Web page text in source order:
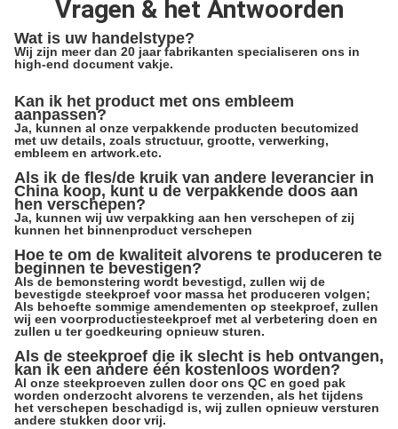
Vragen & het Antwoorden
Wat is uw handelstype?
Wij zijn meer dan 20 jaar fabrikanten specialiseren ons in
high-end document vakje.
Kan ik het product met ons embleem
aanpassen?
Ja, kunnen al onze verpakkende producten becutomized
met uw details, zoals structuur, grootte, verwerking,
embleem en artwork.etc.
Als ik de fles/de kruik van andere leverancier in
China koop, kunt u de verpakkende doos aan
hen verschepen?
Ja, kunnen wij uw verpakking aan hen verschepen of zij
kunnen het binnenproduct verschepen
Hoe te om de kwaliteit alvorens te produceren te
beginnen te bevestigen?
Als de bemonstering wordt bevestigd, zullen wij de
bevestigde steekproef voor massa het produceren volgen;
Als behoefte sommige amendementen op steekproef, zullen
wij een voorproductiesteekproef met al verbetering doen en
zullen u ter goedkeuring opnieuw sturen.
Als de steekproef die ik slecht is heb ontvangen,
kan ik een andere één kostenloos worden?
Al onze steekproeven zullen door ons QC en goed pak
worden onderzocht alvorens te verzenden, als het tijdens
het verschepen beschadigd is, wij zullen opnieuw versturen
andere stukken door vrij.